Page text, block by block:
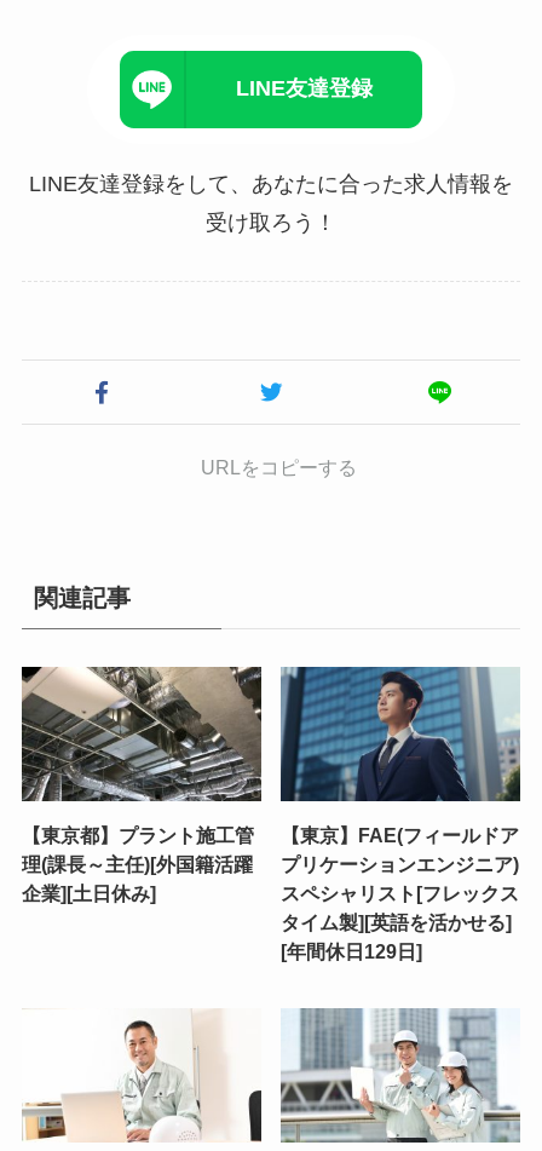
LINE友達登録
LINE友達登録をして、あなたに合った求人情報を
受け取ろう！
URLをコピーする
関連記事
【東京都】プラント施工管
理(課長～主任)[外国籍活躍
企業][土日休み]
【東京】FAE(フィールドア
プリケーションエンジニア)
スペシャリスト[フレックス
タイム製][英語を活かせる]
[年間休日129日]